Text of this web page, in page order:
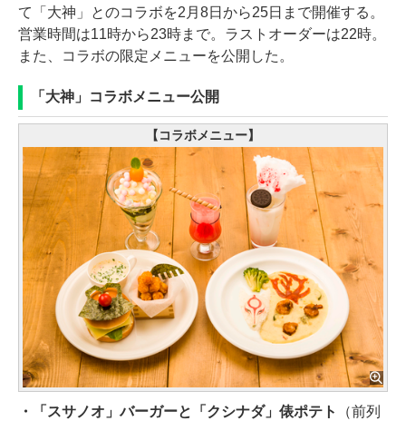
て「大神」とのコラボを2月8日から25日まで開催する。
営業時間は11時から23時まで。ラストオーダーは22時。
また、コラボの限定メニューを公開した。
「大神」コラボメニュー公開
【コラボメニュー】
・「スサノオ」バーガーと「クシナダ」俵ポテト
（前列